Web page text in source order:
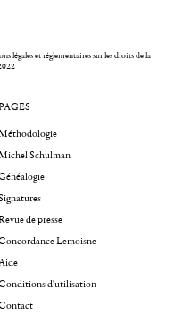
légales et réglementaires sur les droits de la
Schulman
de presse
Lemoisne
d'utilisation